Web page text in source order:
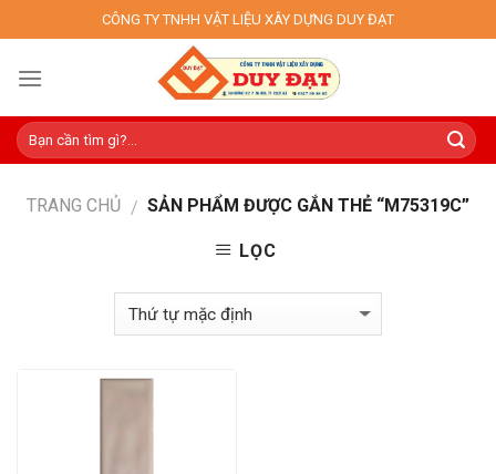
to
content
CÔNG TY TNHH VẬT LIỆU XÂY DỰNG DUY ĐẠT
TRANG CHỦ / SẢN PHẨM ĐƯỢC GẮN THẺ “M75319C”
LỌC